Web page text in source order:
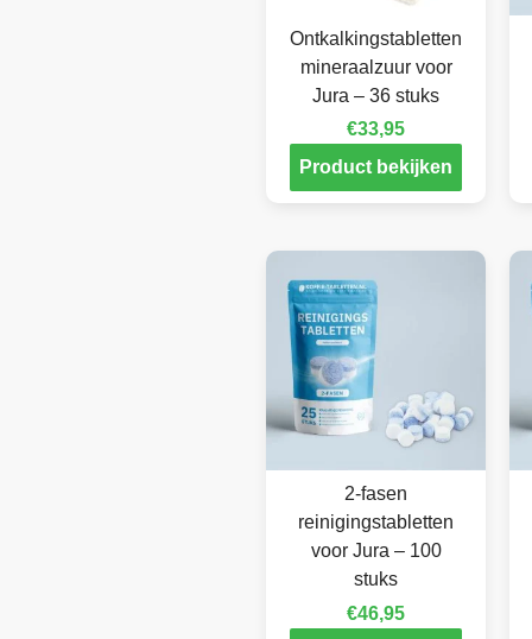
Ontkalkingstabletten
mineraalzuur voor
Jura – 36 stuks
€33,95
Product bekijken
2-fasen
reinigingstabletten
voor Jura – 100
stuks
€46,95